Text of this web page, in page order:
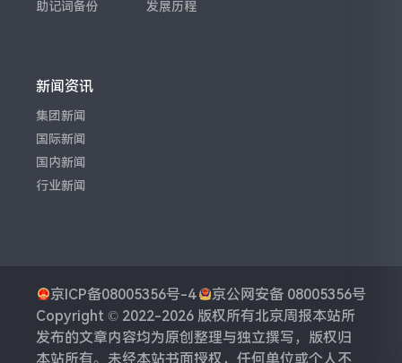
助记词备份
发展历程
新闻资讯
集团新闻
国际新闻
国内新闻
行业新闻
京ICP备08005356号-4
京公网安备 08005356号
Copyright © 2022-2026 版权所有北京周报本站所
发布的文章内容均为原创整理与独立撰写，版权归
本站所有。未经本站书面授权，任何单位或个人不